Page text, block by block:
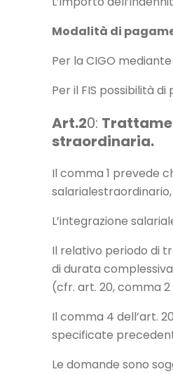
Modalità di
Per la CIGO
Per il FIS possibilità
Art.20:
straordinaria.
Il comma 1 prevede
L’integrazione
Il relativo periodo
di durata complessiva
(cfr. art. 20, comma 2
Il comma 4 dell’art.
specificate
Le domande sono